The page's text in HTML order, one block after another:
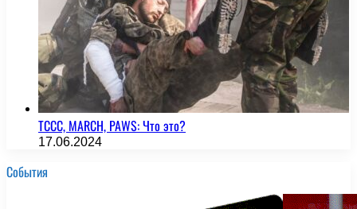
TCCC, MARCH, PAWS: Что это?
17.06.2024
События